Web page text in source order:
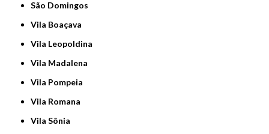
São Domingos
Vila Boaçava
Vila Leopoldina
Vila Madalena
Vila Pompeia
Vila Romana
Vila Sônia